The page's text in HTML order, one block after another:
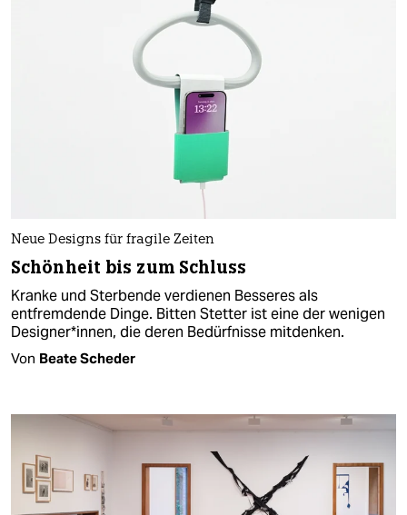
Neue Designs für fragile Zeiten
Schönheit bis zum Schluss
Kranke und Sterbende verdienen Besseres als
entfremdende Dinge. Bitten Stetter ist eine der wenigen
Designer*innen, die deren Bedürfnisse mitdenken.
Von Beate Scheder